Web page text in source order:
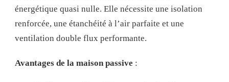
énergétique quasi nulle. Elle nécessite une isolation
renforcée, une étanchéité à l’air parfaite et une
ventilation double flux performante.
Avantages de la maison passive :